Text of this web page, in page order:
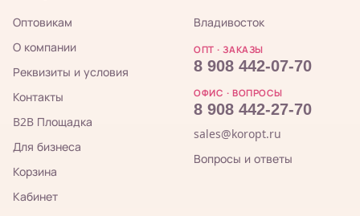
Оптовикам
О компании
Реквизиты и условия
Контакты
B2B Площадка
Для бизнеса
Корзина
Кабинет
Владивосток
ОПТ · ЗАКАЗЫ
8 908 442-07-70
ОФИС · ВОПРОСЫ
8 908 442-27-70
sales@koropt.ru
Вопросы и ответы